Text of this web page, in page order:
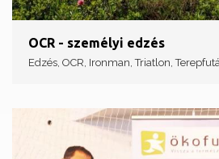
OCR - személyi edzés
Edzés, OCR, Ironman, Triatlon,